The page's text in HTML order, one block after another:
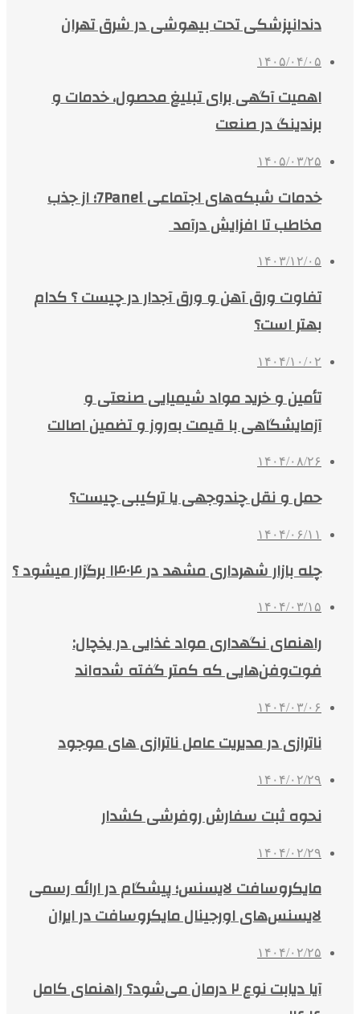
دندانپزشکی تحت بیهوشی در شرق تهران
۱۴۰۵/۰۴/۰۵
اهمیت آگهی برای تبلیغ محصول، خدمات و
برندینگ در صنعت
۱۴۰۵/۰۳/۲۵
خدمات شبکه‌های اجتماعی 7Panel؛ از جذب
مخاطب تا افزایش درآمد
۱۴۰۳/۱۲/۰۵
تفاوت ورق آهن و ورق آجدار در چیست ؟ کدام
بهتر است؟
۱۴۰۴/۱۰/۰۲
تأمین و خرید مواد شیمیایی صنعتی و
آزمایشگاهی با قیمت به‌روز و تضمین اصالت
۱۴۰۴/۰۸/۲۶
حمل و نقل چندوجهی یا ترکیبی چیست؟
۱۴۰۴/۰۶/۱۱
چله بازار شهرداری مشهد در ۱۴۰۴ برگزار میشود ؟
۱۴۰۴/۰۳/۱۵
راهنمای نگهداری مواد غذایی در یخچال:
فوت‌وفن‌هایی که کمتر گفته شده‌اند
۱۴۰۴/۰۳/۰۶
ناترازی در مدیریت عامل ناترازی های موجود
۱۴۰۴/۰۲/۲۹
نحوه ثبت سفارش روفرشی کشدار
۱۴۰۴/۰۲/۲۹
مایکروسافت لایسنس؛ پیشگام در ارائه رسمی
لایسنس‌های اورجینال مایکروسافت در ایران
۱۴۰۴/۰۲/۲۵
آیا دیابت نوع ۲ درمان می‌شود؟ راهنمای کامل